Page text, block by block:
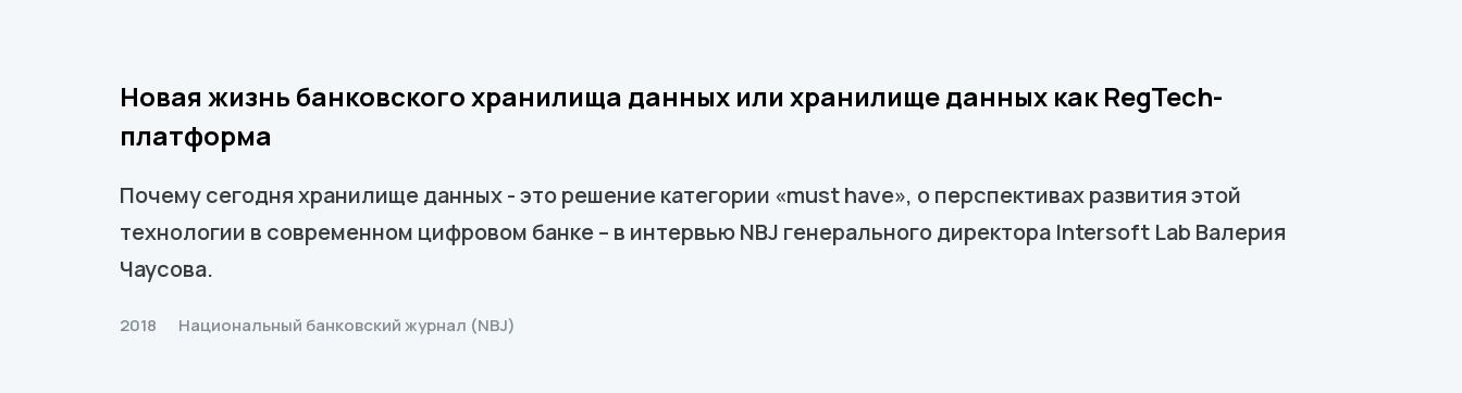
Новая жизнь банковского хранилища данных или хранилище данных как RegTech-
платформа
Почему сегодня хранилище данных - это решение категории «must have», о перспективах развития этой
технологии в современном цифровом банке – в интервью NBJ генерального директора Intersoft Lab Валерия
Чаусова.
2018 Национальный банковский журнал (NBJ)